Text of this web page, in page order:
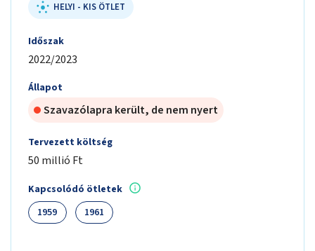
HELYI - KIS ÖTLET
Időszak
2022/2023
Állapot
Szavazólapra került, de nem nyert
Tervezett költség
50 millió Ft
Kapcsolódó ötletek
1959
1961